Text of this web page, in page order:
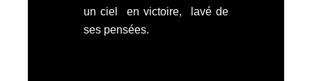
un ciel en victoire, lavé de
ses pensées.